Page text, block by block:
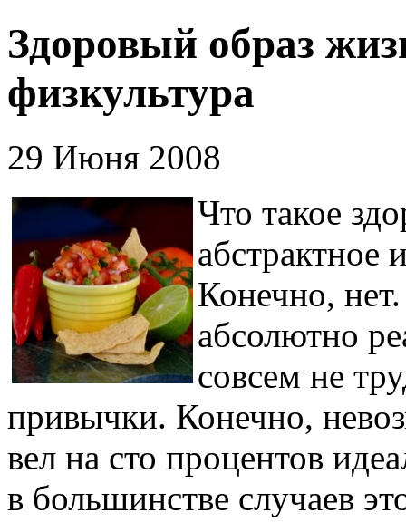
Здоровый образ
физкультура
29 Июня 2008
Что такое
Конечно,
абсолютно
совсем не
привычки. Конечно,
вел на сто процентов
в большинстве случаев